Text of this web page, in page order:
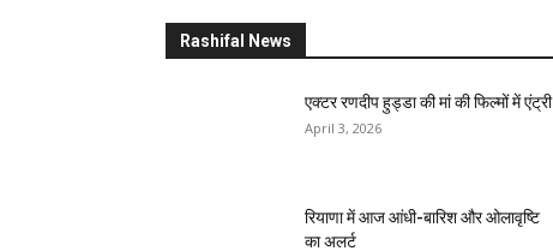
Rashifal News
एक्टर रणदीप हुड्डा की मां की फिल्मों में एंट्री
April 3, 2026
रियाणा में आज आंधी-बारिश और ओलावृष्टि
का अलर्ट